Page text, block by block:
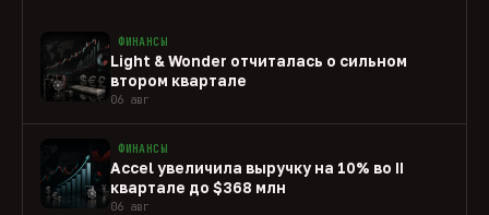
ФИНАНСЫ
Light & Wonder отчиталась о сильном
втором квартале
06 авг
ФИНАНСЫ
Accel увеличила выручку на 10% во II
квартале до $368 млн
06 авг